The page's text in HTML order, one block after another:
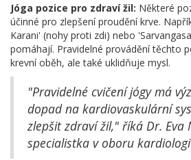
Jóga pozice pro zdraví žil: Některé
účinné pro zlepšení proudění krve.
Karani' (nohy proti zdi) nebo
pomáhají. Pravidelné provádění těchto
krevní oběh, ale také uklidňuje mysl.
"Pravidelné cvičení jógy má
dopad na kardiovaskulární
zlepšit zdraví žil," říká Dr. Eva
specialistka v oboru